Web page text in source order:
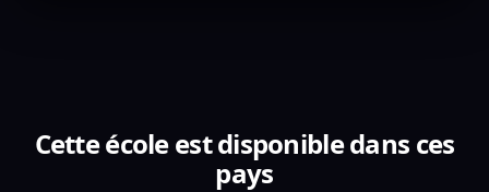
Cette école est disponible dans ces
pays